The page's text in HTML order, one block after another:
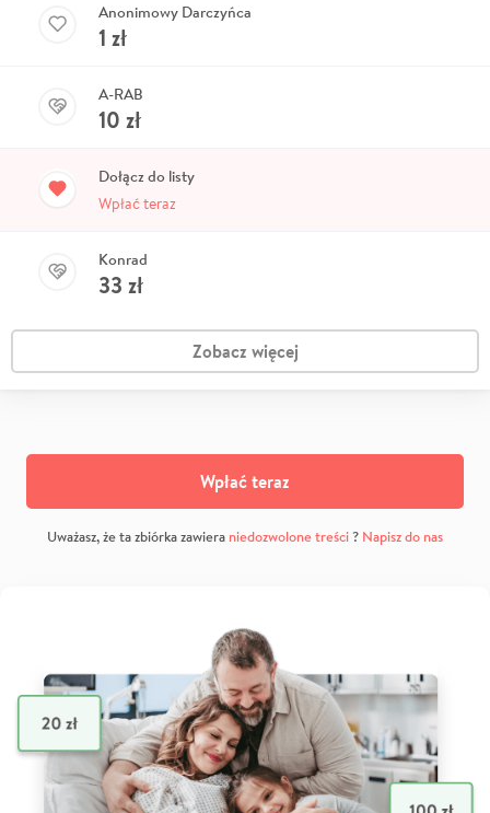
Anonimowy Darczyńca
1 zł
A-RAB
10 zł
Dołącz do listy
Wpłać teraz
Konrad
33 zł
Zobacz więcej
Wpłać teraz
Uważasz, że ta zbiórka zawiera niedozwolone treści? Napisz do nas